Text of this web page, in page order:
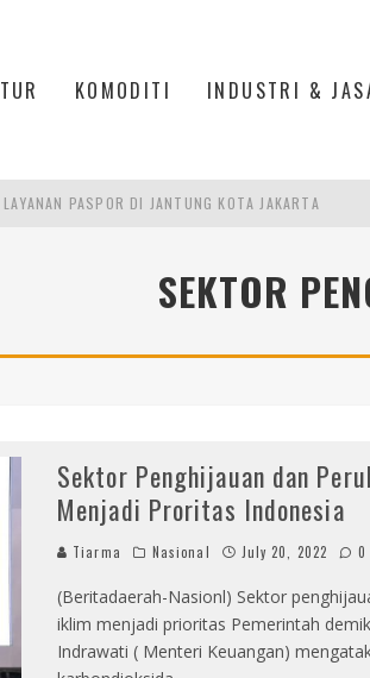
KOMODITI INDUSTRI &
PASPOR DI JANTUNG KOTA JAKARTA
MASA DEPAN INDONESIASEKTOR
Sektor Penghijauan dan
Menjadi Proritas Indonesia
Tiarma Nasional July 20, 2022 0
(Beritadaerah-Nasionl) Sektor
iklim menjadi prioritas Pemerintah
Indrawati ( Menteri Keuangan)